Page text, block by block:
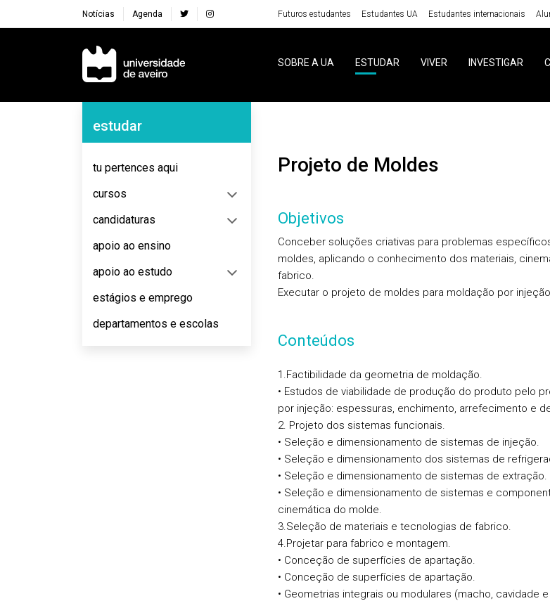
Notícias Agenda Futuros estudantes Estudantes UA Estudantes internacionais
Navegação Principal
SOBRE A UA ESTUDAR VIVER INVESTIGAR
Navegação Lateral
estudar
tu pertences aqui
cursos
candidaturas
apoio ao ensino
apoio ao estudo
estágios e emprego
departamentos e escolas
Projeto de Moldes
Objetivos
Conceber soluções criativas para problemas
moldes, aplicando o conhecimento dos materiais,
fabrico.
Executar o projeto de moldes para moldação por
Conteúdos
1.Factibilidade da geometria de moldação.
• Estudos de viabilidade de produção do produto pelo
por injeção: espessuras, enchimento, arrefecimento e
2. Projeto dos sistemas funcionais.
• Seleção e dimensionamento de sistemas de injeção.
• Seleção e dimensionamento dos sistemas de
• Seleção e dimensionamento de sistemas de extração.
• Seleção e dimensionamento de sistemas e
cinemática do molde.
3.Seleção de materiais e tecnologias de fabrico.
4.Projetar para fabrico e montagem.
• Conceção de superfícies de apartação.
• Conceção de superfícies de apartação.
• Geometrias integrais ou modulares (macho, cavidade